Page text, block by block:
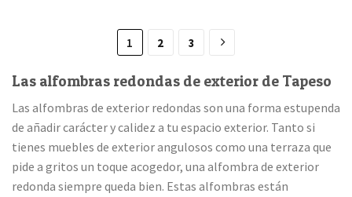
1 2 3
Las alfombras redondas de exterior de Tapeso
Las alfombras de exterior redondas son una forma estupenda
de añadir carácter y calidez a tu espacio exterior. Tanto si
tienes muebles de exterior angulosos como una terraza que
pide a gritos un toque acogedor, una alfombra de exterior
redonda siempre queda bien. Estas alfombras están